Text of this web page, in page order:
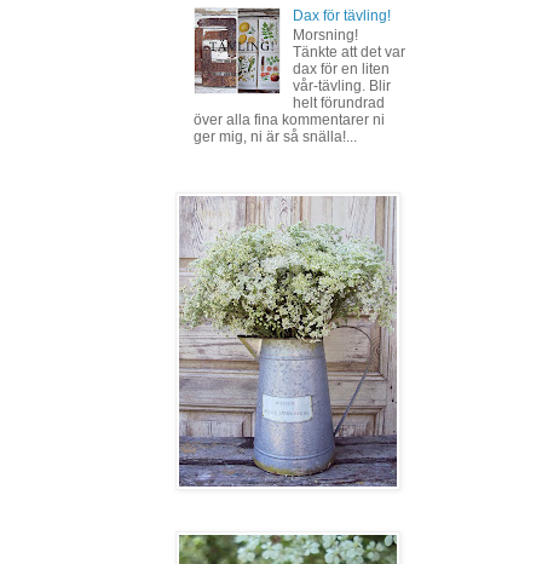
Dax för tävling!
Morsning!
Tänkte att det var
dax för en liten
vår-tävling. Blir
helt förundrad
över alla fina kommentarer ni
ger mig, ni är så snälla!...